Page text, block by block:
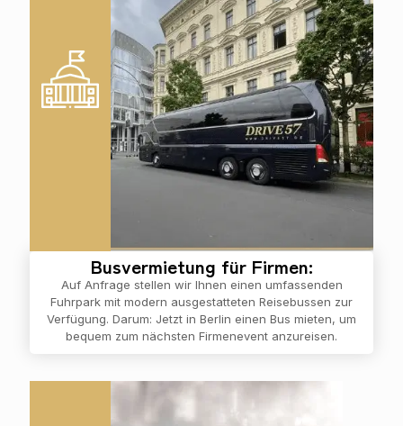
Busvermietung für Firmen:
Auf Anfrage stellen wir Ihnen einen umfassenden
Fuhrpark mit modern ausgestatteten Reisebussen zur
Verfügung. Darum: Jetzt in Berlin einen Bus mieten, um
bequem zum nächsten Firmenevent anzureisen.